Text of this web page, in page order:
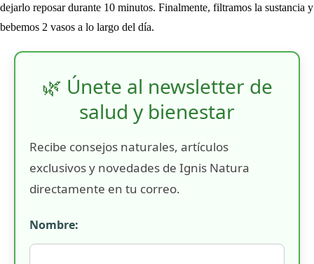
dejarlo reposar durante 10 minutos. Finalmente, filtramos la sustancia y
bebemos 2 vasos a lo largo del día.
🌿 Únete al newsletter de
salud y bienestar
Recibe consejos naturales, artículos
exclusivos y novedades de Ignis Natura
directamente en tu correo.
Nombre: